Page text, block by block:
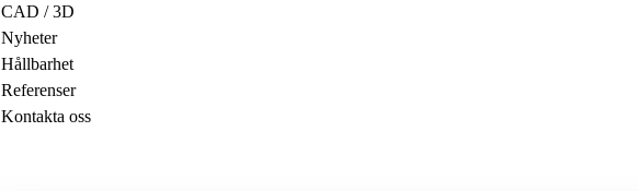
CAD / 3D
Nyheter
Hållbarhet
Referenser
Kontakta oss